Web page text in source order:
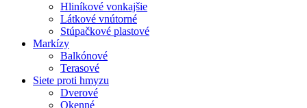
Hliníkové vonkajšie
Látkové vnútorné
Stúpačkové plastové
Markízy
Balkónové
Terasové
Siete proti hmyzu
Dverové
Okenné